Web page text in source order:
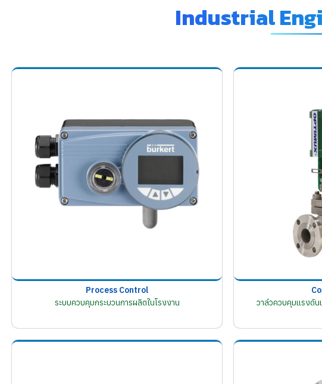
Industrial
Process Control
ระบบควบคุมกระบวนการผลิตในโรงงาน
วาล์วควบคุมแรงดัน